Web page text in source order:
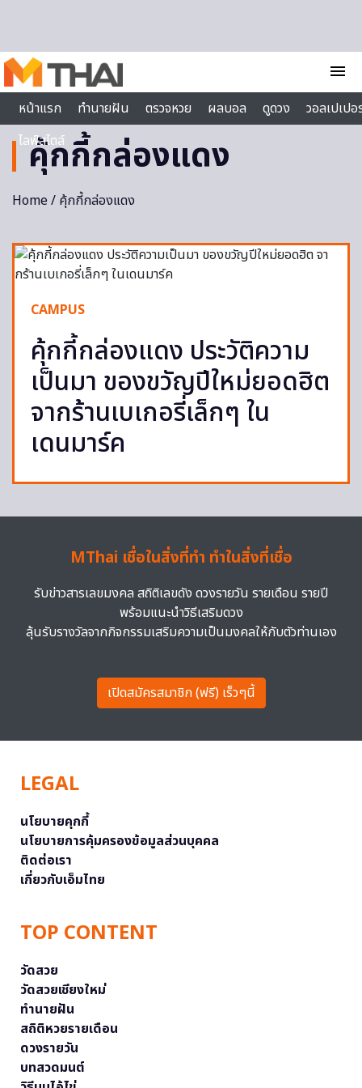
menu
หน้าแรก
ทำนายฝัน ตรวจหวย ผลบอล ดูดวง
วอลเปเป
ไลฟ์สไตล์
คุ้กกี้กล่องแดง
Home/ คุ้กกี้กล่องแดง
CAMPUS
คุ้กกี้กล่องแดง ประวัติความ
เป็นมา ของขวัญปีใหม่ยอดฮิต
จากร้านเบเกอรี่เล็กๆ ใน
เดนมาร์ค
MThai เชื่อในสิ่งที่ทำ ทำในสิ่งที่เชื่อ
รับข่าวสารเลขมงคล สถิติเลขดัง ดวงรายวัน รายเดือน รายปี
พร้อมแนะนำวิธีเสริมดวง
ลุ้นรับรางวัลจากกิจกรรมเสริมความเป็นมงคลให้กับตัวท่านเอง
เปิดสมัครสมาชิก (ฟรี) เร็วๆนี้
LEGAL
นโยบายคุกกี้
นโยบายการคุ้มครองข้อมูลส่วนบุคคล
ติดต่อเรา
เกี่ยวกับเอ็มไทย
TOP CONTENT
วัดสวย
วัดสวยเชียงใหม่
ทำนายฝัน
สถิติหวยรายเดือน
ดวงรายวัน
บทสวดมนต์